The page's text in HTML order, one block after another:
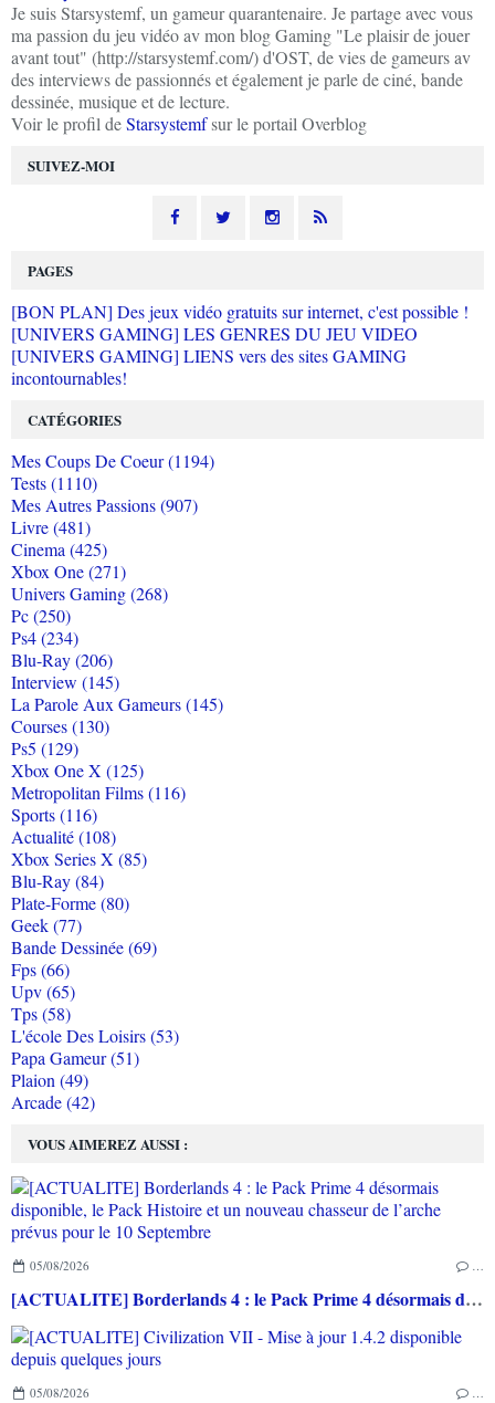
SUIVEZ-MOI
Je suis Starsystemf, un gameur quarantenaire. Je partage avec vous
ma passion du jeu vidéo av mon blog Gaming "Le plaisir de jouer
avant tout" (http://starsystemf.com/) d'OST, de vies de gameurs av
des interviews de passionnés et également je parle de ciné, bande
dessinée, musique et de lecture.
Voir le profil deStarsystemfsur le portail Overblog
VOUS AIMEREZ AUSSI :
05/08/2026 …
[ACTUALITE] Borderlands 4 : le Pack Prime 4 désormais disponible, le Pack Histoire et un nouveau chasseur de l’arche prévus pour le 10 Septembre
05/08/2026 …
PAGES
[BON PLAN] Des jeux vidéo gratuits sur internet, c'est possible !
[UNIVERS GAMING] LES GENRES DU JEU VIDEO
[UNIVERS GAMING] LIENS vers des sites GAMING
incontournables!
CATÉGORIES
Mes Coups De Coeur (1194)
Tests (1110)
Mes Autres Passions (907)
Livre (481)
Cinema (425)
Xbox One (271)
Univers Gaming (268)
Pc (250)
Ps4 (234)
Blu-Ray (206)
Interview (145)
La Parole Aux Gameurs (145)
Courses (130)
Ps5 (129)
Xbox One X (125)
Metropolitan Films (116)
Sports (116)
Actualité (108)
Xbox Series X (85)
Blu-Ray (84)
Plate-Forme (80)
Geek (77)
Bande Dessinée (69)
Fps (66)
Upv (65)
Tps (58)
L'école Des Loisirs (53)
Papa Gameur (51)
Plaion (49)
Arcade (42)